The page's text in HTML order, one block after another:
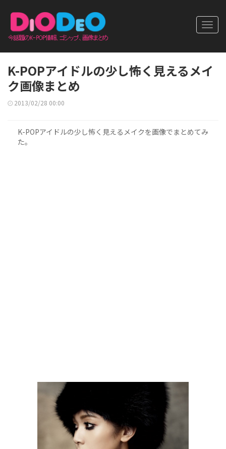
K-POPアイドルの少し怖く見えるメイ
ク画像まとめ
2013/02/28 00:00
K-POPアイドルの少し怖く見えるメイクを画像でまとめてみ
た。